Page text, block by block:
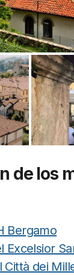
de los
Bergamo
Excelsior
Città dei